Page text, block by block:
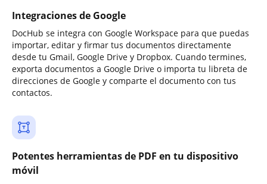
Integraciones de Google
DocHub se integra con Google Workspace para que puedas
importar, editar y firmar tus documentos directamente
desde tu Gmail, Google Drive y Dropbox. Cuando termines,
exporta documentos a Google Drive o importa tu libreta de
direcciones de Google y comparte el documento con tus
contactos.
Potentes herramientas de PDF en tu dispositivo
móvil